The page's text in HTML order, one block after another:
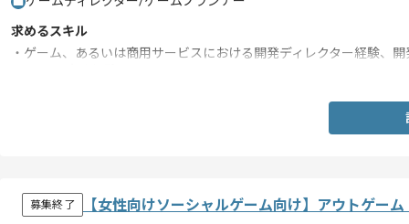
求めるスキル
・ゲーム、あるいは商用サービスにおける開発ディレクター経験、
募集終了 【女性向けソーシャルゲーム向け】アウトゲー